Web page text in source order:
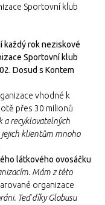
Sportovní klub
každý rok neziskové
Sportovní klub
Dosud s Kontem
vhodné k
přes 30 milionů
a recyklovatelných
jejich klientům mnoho
látkového ovosáčku
Mám z této
organizace
Teď díky Globusu